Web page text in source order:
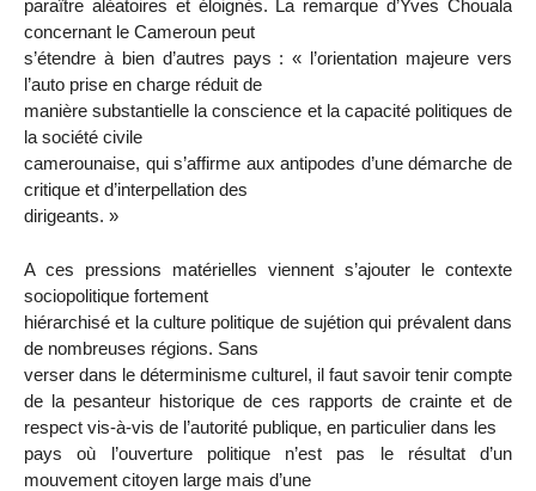
paraître aléatoires et éloignés. La remarque d’Yves Chouala
concernant le Cameroun peut
s’étendre à bien d’autres pays : « l’orientation majeure vers
l’auto prise en charge réduit de
manière substantielle la conscience et la capacité politiques de
la société civile
camerounaise, qui s’affirme aux antipodes d’une démarche de
critique et d’interpellation des
dirigeants. »
A ces pressions matérielles viennent s’ajouter le contexte
sociopolitique fortement
hiérarchisé et la culture politique de sujétion qui prévalent dans
de nombreuses régions. Sans
verser dans le déterminisme culturel, il faut savoir tenir compte
de la pesanteur historique de ces rapports de crainte et de
respect vis-à-vis de l’autorité publique, en particulier dans les
pays où l’ouverture politique n’est pas le résultat d’un
mouvement citoyen large mais d’une